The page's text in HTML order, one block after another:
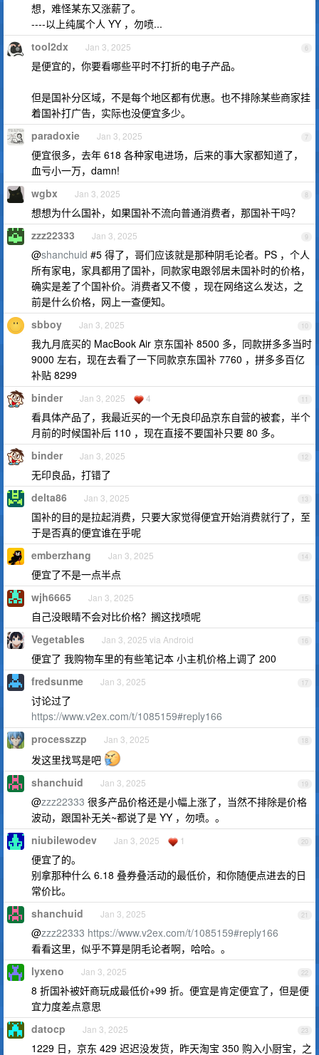
想，难怪某东又涨薪了。
----以上纯属个人 YY ，勿喷...
6
tool2dx Jan 3, 2025
是便宜的，你要看哪些平时不打折的电子产品。
但是国补分区域，不是每个地区都有优惠。也不排除某些商家挂
着国补打广告，实际也没便宜多少。
7
paradoxie Jan 3, 2025
便宜很多，去年 618 各种家电进场，后来的事大家都知道了，
血亏小一万，damn!
8
wgbx Jan 3, 2025
想想为什么国补，如果国补不流向普通消费者，那国补干吗？
9
zzz22333 Jan 3, 2025
@shanchuid #5 得了，哥们应该就是那种阴毛论者。PS ，个人
所有家电，家具都用了国补，同款家电跟邻居未国补时的价格，
确实是差了个国补价。消费者又不傻 ，现在网络这么发达，之
前是什么价格，网上一查便知。
10
sbboy Jan 3, 2025
我九月底买的 MacBook Air 京东国补 8500 多，同款拼多多当时
9000 左右，现在去看了一下同款京东国补 7760 ，拼多多百亿
补贴 8299
11
binder Jan 3, 2025 4
看具体产品了，我最近买的一个无良印品京东自营的被套，半个
月前的时候国补后 110 ，现在直接不要国补只要 80 多。
12
binder Jan 3, 2025
无印良品，打错了
13
delta86 Jan 3, 2025
国补的目的是拉起消费，只要大家觉得便宜开始消费就行了，至
于是否真的便宜谁在乎呢
14
emberzhang Jan 3, 2025
便宜了不是一点半点
15
wjh6665 Jan 3, 2025
自己没眼睛不会对比价格？搁这找喷呢
16
Vegetables Jan 3, 2025 via Android
便宜了 我购物车里的有些笔记本 小主机价格上调了 200
17
fredsunme Jan 3, 2025
讨论过了
https://www.v2ex.com/t/1085159#reply166
18
processzzp Jan 3, 2025
发这里找骂是吧
19
shanchuid Jan 3, 2025
@zzz22333 很多产品价格还是小幅上涨了，当然不排除是价格
波动，跟国补无关~都说了是 YY ，勿喷。。
20
niubilewodev Jan 3, 2025 1
便宜了的。
别拿那种什么 6.18 叠券叠活动的最低价，和你随便点进去的日
常价比。
21
shanchuid Jan 3, 2025
@zzz22333 https://www.v2ex.com/t/1085159#reply166
看看这里，似乎不算是阴毛论者啊，哈哈。。
22
lyxeno Jan 3, 2025
8 折国补被奸商玩成最低价+99 折。便宜是肯定便宜了，但是便
宜力度差点意思
23
datocp Jan 3, 2025
1229 日，京东 429 迟迟没发货，昨天淘宝 350 购入小厨宝，之